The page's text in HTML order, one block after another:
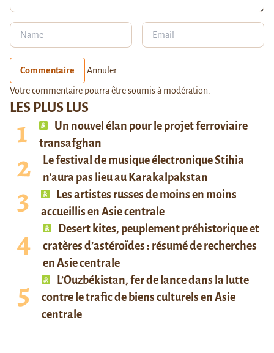
LES PLUS LUS
Un nouvel élan pour le projet ferroviaire
transafghan
Le festival de musique électronique Stihia
n’aura pas lieu au Karakalpakstan
Les artistes russes de moins en moins
accueillis en Asie centrale
Desert kites, peuplement préhistorique et
cratères d’astéroïdes : résumé de recherches
en Asie centrale
L’Ouzbékistan, fer de lance dans la lutte
contre le trafic de biens culturels en Asie
centrale
Commentaire Annuler
Votre commentaire pourra être soumis à modération.